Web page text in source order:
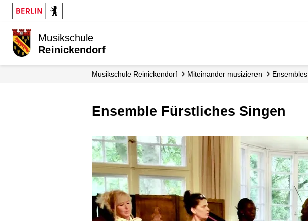
Musikschule
Reinickendorf
Musikschule Reinickendorf Miteinander musizieren Ensembles
Ensemble Fürstliches Singen